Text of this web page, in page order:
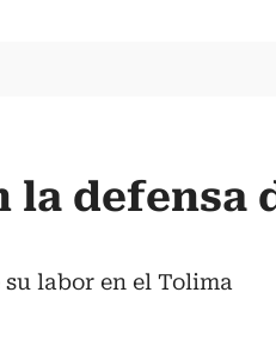
la defensa
labor en el Tolima